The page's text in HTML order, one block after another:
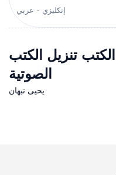
إنكليزي - عربي
تنزيل الكتب
الصوتية
يحيى نبهان